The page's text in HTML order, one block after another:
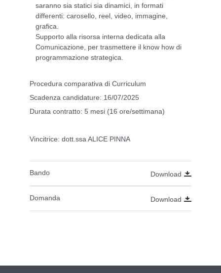
saranno sia statici sia dinamici, in formati
differenti: carosello, reel, video, immagine,
grafica.
Supporto alla risorsa interna dedicata alla
Comunicazione, per trasmettere il know how di
programmazione strategica.
Procedura comparativa di Curriculum
Scadenza candidature: 16/07/2025
Durata contratto: 5 mesi (16 ore/settimana)
Vincitrice: dott.ssa ALICE PINNA
Bando Download
Domanda Download